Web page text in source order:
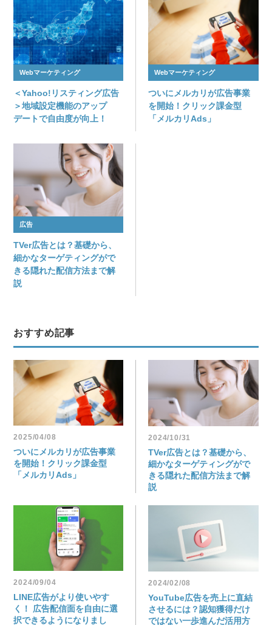
Webマーケティング
＜Yahoo!リスティング広告
＞地域設定機能のアップ
デートで自由度が向上！
Webマーケティング
ついにメルカリが広告事業
を開始！クリック課金型
「メルカリAds」
広告
TVer広告とは？基礎から、
細かなターゲティングがで
きる隠れた配信方法まで解
説
おすすめ記事
2025/04/08
ついにメルカリが広告事業
を開始！クリック課金型
「メルカリAds」
2024/10/31
TVer広告とは？基礎から、
細かなターゲティングがで
きる隠れた配信方法まで解
説
2024/09/04
LINE広告がより使いやす
く！ 広告配信面を自由に選
択できるようになりまし
2024/02/08
YouTube広告を売上に直結
させるには？認知獲得だけ
ではない一歩進んだ活用方